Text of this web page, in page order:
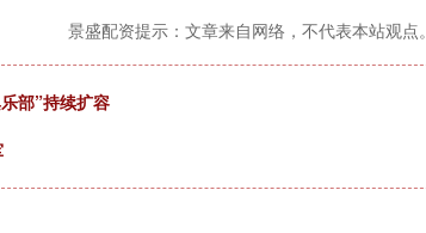
景盛配资提示：文章来自网络，不代表本站观点。
部”持续扩容